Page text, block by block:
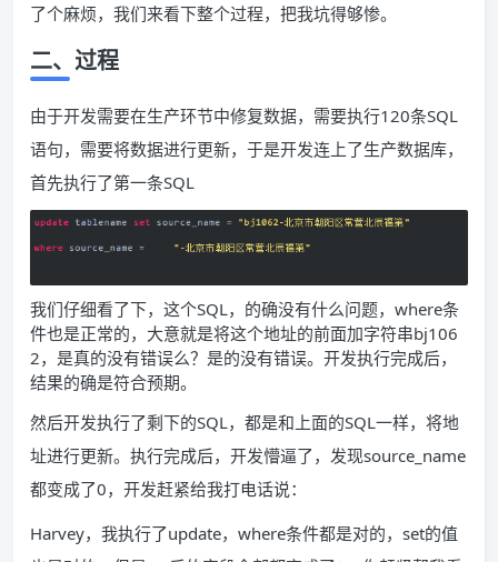
了个麻烦，我们来看下整个过程，把我坑得够惨。
二、过程
由于开发需要在生产环节中修复数据，需要执行120条SQL
语句，需要将数据进行更新，于是开发连上了生产数据库，
首先执行了第一条SQL
我们仔细看了下，这个SQL，的确没有什么问题，where条
件也是正常的，大意就是将这个地址的前面加字符串bj106
2，是真的没有错误么？是的没有错误。开发执行完成后，
结果的确是符合预期。
然后开发执行了剩下的SQL，都是和上面的SQL一样，将地
址进行更新。执行完成后，开发懵逼了，发现source_name
都变成了0，开发赶紧给我打电话说：
Harvey，我执行了update，where条件都是对的，set的值